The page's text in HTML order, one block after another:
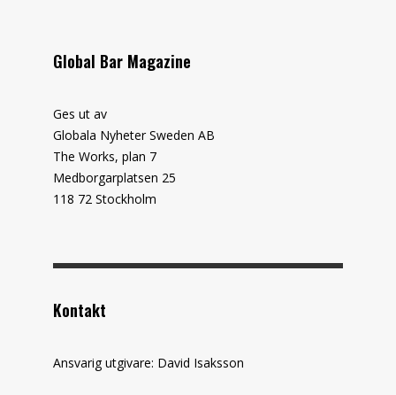
Global Bar Magazine
Ges ut av
Globala Nyheter Sweden AB
The Works, plan 7
Medborgarplatsen 25
118 72 Stockholm
Kontakt
Ansvarig utgivare: David Isaksson